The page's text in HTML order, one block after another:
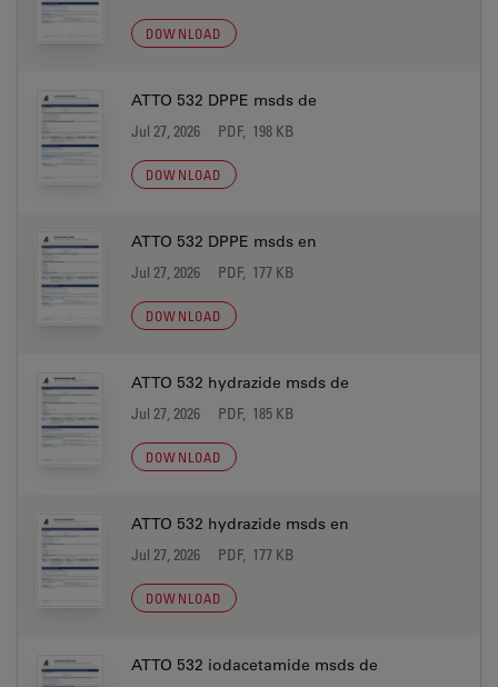
DOWNLOAD
ATTO 532 DPPE msds de
Jul 27, 2026 PDF, 198 KB
DOWNLOAD
ATTO 532 DPPE msds en
Jul 27, 2026 PDF, 177 KB
DOWNLOAD
ATTO 532 hydrazide msds de
Jul 27, 2026 PDF, 185 KB
DOWNLOAD
ATTO 532 hydrazide msds en
Jul 27, 2026 PDF, 177 KB
DOWNLOAD
ATTO 532 iodacetamide msds de